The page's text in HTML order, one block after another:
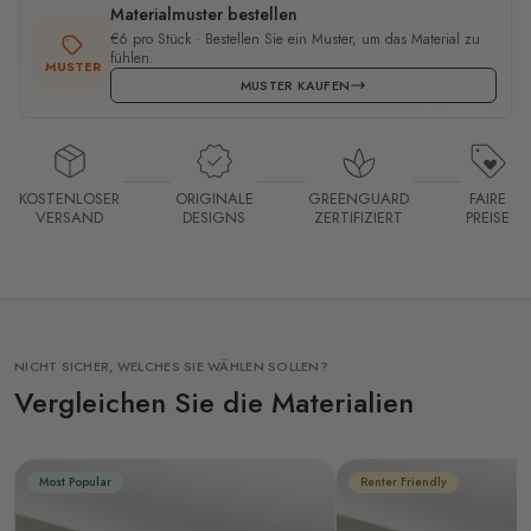
MUSTER
Materialmuster bestellen
€6 pro Stück · Bestellen Sie ein Muster, um das Material zu
fühlen.
MUSTER KAUFEN
KOSTENLOSER
VERSAND
ORIGINALE
DESIGNS
GREENGUARD
ZERTIFIZIERT
FAIRE
PREISE
NICHT SICHER, WELCHES SIE WÄHLEN SOLLEN?
Vergleichen Sie die Materialien
Most Popular Renter Friendly